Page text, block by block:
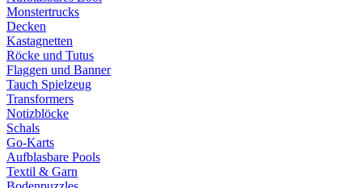
Monstertrucks
Decken
Kastagnetten
Röcke und Tutus
Flaggen und Banner
Tauch Spielzeug
Transformers
Notizblöcke
Schals
Go-Karts
Aufblasbare Pools
Textil & Garn